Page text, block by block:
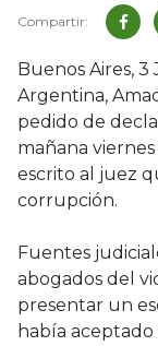
Buenos Aires,
Argentina,
pedido de
mañana
escrito al juez
corrupción.
Fuentes
abogados del
presentar un
había